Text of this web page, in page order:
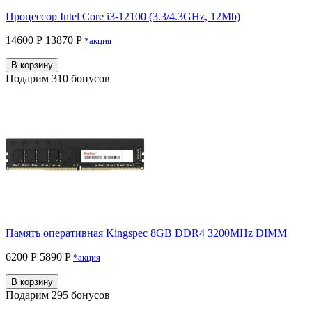
Процессор Intel Core i3-12100 (3.3/4.3GHz, 12Mb)
14600 Р 13870 P *акция
В корзину
Подарим 310 бонусов
Память оперативная Kingspec 8GB DDR4 3200MHz DIMM
6200 Р 5890 P *акция
В корзину
Подарим 295 бонусов